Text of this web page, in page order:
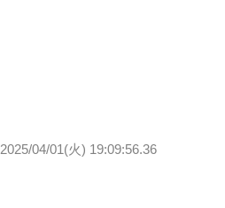
2025/04/01(火) 19:09:56.36